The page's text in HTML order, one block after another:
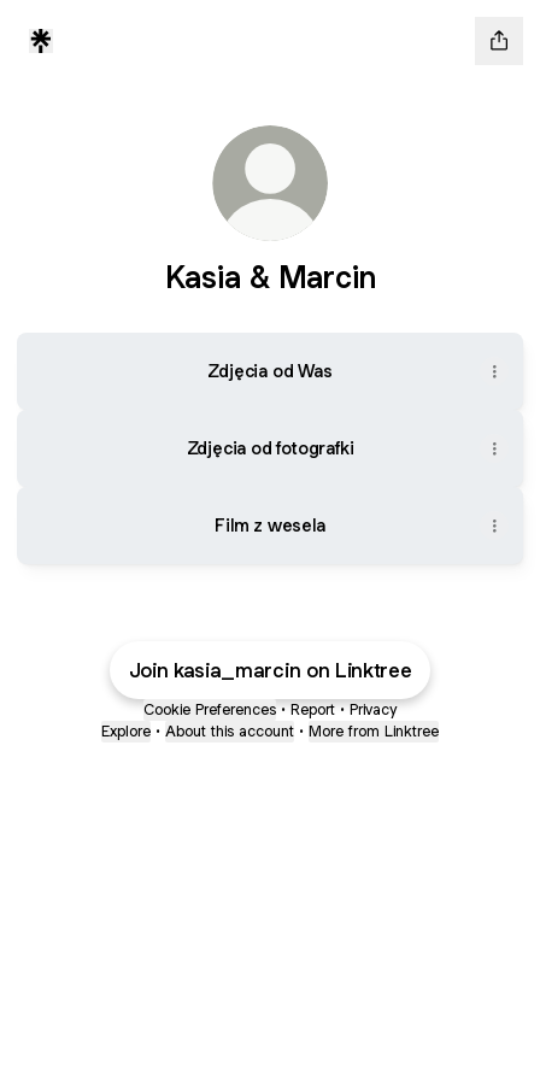
Kasia & Marcin
Zdjęcia od Was
Zdjęcia od fotografki
Film z wesela
Join kasia_marcin on Linktree
Cookie Preferences • Report • Privacy
Explore • About this account • More from Linktree